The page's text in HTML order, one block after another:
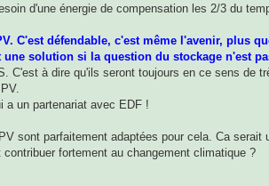
d'une énergie de compensation les 2/3 du
C'est défendable, c'est même l'avenir, plus
solution si la question du stockage n'est
C'est à dire qu'ils seront toujours en ce sens de
a un partenariat avec EDF !
sont parfaitement adaptées pour cela. Ca serait
fortement au changement climatique ?